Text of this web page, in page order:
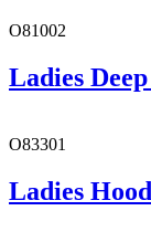
O81002
Ladies
O83301
Ladies